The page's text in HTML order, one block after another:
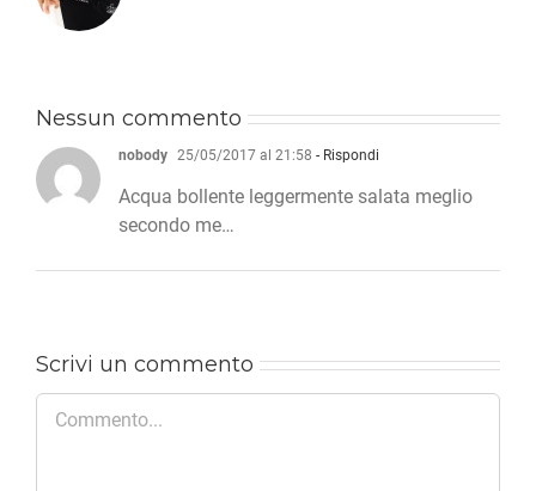
Nessun commento
nobody 25/05/2017 al 21:58 - Rispondi
Acqua bollente leggermente salata meglio
secondo me…
Scrivi un commento
Commento